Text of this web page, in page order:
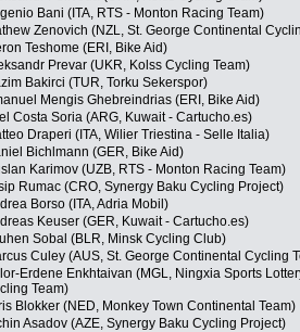
Bani (ITA, RTS - Monton Racing Team)
Zenovich (NZL, St. George Continental
Teshome (ERI, Bike Aid)
Prevar (UKR, Kolss Cycling Team)
Bakirci (TUR, Torku Sekerspor)
Mengis Ghebreindrias (ERI, Bike Aid)
Costa Soria (ARG, Kuwait - Cartucho.es)
Draperi (ITA, Wilier Triestina - Selle Italia)
Bichlmann (GER, Bike Aid)
Karimov (UZB, RTS - Monton Racing Team)
Rumac (CRO, Synergy Baku Cycling Project)
Borso (ITA, Adria Mobil)
Keuser (GER, Kuwait - Cartucho.es)
Sobal (BLR, Minsk Cycling Club)
Culey (AUS, St. George Continental Cycling
Erdene Enkhtaivan (MGL, Ningxia Sports
Team)
Blokker (NED, Monkey Town Continental Team)
Asadov (AZE, Synergy Baku Cycling Project)